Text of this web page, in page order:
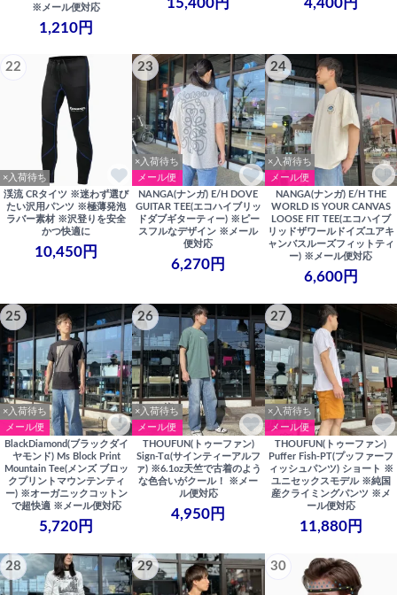
※メール便対応
1,210円
15,400円 4,400円
22
×入荷待ち
渓流 CRタイツ ※迷わず選び
たい沢用パンツ ※極薄発泡
ラバー素材 ※沢登りを安全
かつ快適に
10,450円
23
×入荷待ち
メール便
NANGA(ナンガ) E/H DOVE
GUITAR TEE(エコハイブリッ
ドダブギターティー) ※ピー
スフルなデザイン ※メール
便対応
6,270円
24
×入荷待ち
メール便
NANGA(ナンガ) E/H THE
WORLD IS YOUR CANVAS
LOOSE FIT TEE(エコハイブ
リッドザワールドイズユアキ
ャンバスルーズフィットティ
ー) ※メール便対応
6,600円
25
×入荷待ち
メール便
BlackDiamond(ブラックダイ
ヤモンド) Ms Block Print
Mountain Tee(メンズ ブロッ
クプリントマウンテンティ
ー) ※オーガニックコットン
で超快適 ※メール便対応
5,720円
26
×入荷待ち
メール便
THOUFUN(トゥーファン)
Sign-Tα(サインティーアルフ
ァ) ※6.1oz天竺で古着のよう
な色合いがクール！ ※メー
ル便対応
4,950円
27
×入荷待ち
メール便
THOUFUN(トゥーファン)
Puffer Fish-PT(プッファーフ
ィッシュパンツ) ショート ※
ユニセックスモデル ※純国
産クライミングパンツ ※メ
ール便対応
11,880円
28 29 30